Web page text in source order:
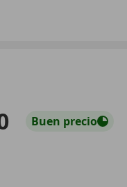
Buen precio